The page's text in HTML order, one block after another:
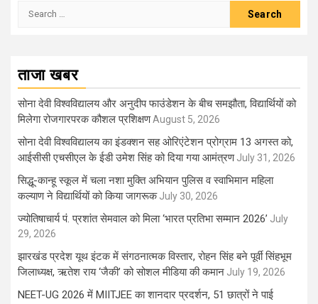
Search
ताजा खबर
सोना देवी विश्वविद्यालय और अनुदीप फाउंडेशन के बीच समझौता, विद्यार्थियों को
मिलेगा रोजगारपरक कौशल प्रशिक्षणAugust 5, 2026
सोना देवी विश्वविद्यालय का इंडक्शन सह ओरिएंटेशन प्रोग्राम 13 अगस्त को,
आईसीसी एचसीएल के ईडी उमेश सिंह को दिया गया आमंत्रण July 31, 2026
सिद्धू-कान्हू स्कूल में चला नशा मुक्ति अभियान पुलिस व स्वाभिमान महिला
कल्याण ने विद्यार्थियों को किया जागरूक July 30, 2026
ज्योतिषाचार्य पं. प्रशांत सेमवाल को मिला ‘भारत प्रतिभा सम्मान 2026’ July
29, 2026
झारखंड प्रदेश यूथ इंटक में संगठनात्मक विस्तार, रोहन सिंह बने पूर्वी सिंहभूम
जिलाध्यक्ष, ऋतेश राय ‘जैकी’ को सोशल मीडिया की कमान July 19, 2026
NEET-UG 2026 में MIITJEE का शानदार प्रदर्शन, 51 छात्रों ने पाई